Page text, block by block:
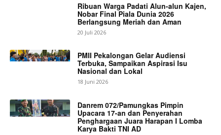
Ribuan Warga Padati Alun-alun Kajen,
Nobar Final Piala Dunia 2026
Berlangsung Meriah dan Aman
20 Juli 2026
PMII Pekalongan Gelar Audiensi
Terbuka, Sampaikan Aspirasi Isu
Nasional dan Lokal
18 Juni 2026
Danrem 072/Pamungkas Pimpin
Upacara 17-an dan Penyerahan
Penghargaan Juara Harapan I Lomba
Karya Bakti TNI AD